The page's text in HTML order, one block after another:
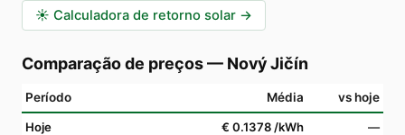
☀️ Calculadora de retorno solar →
Comparação de preços— Nový Jičín
Período Média vs hoje
Hoje € 0.1378 /kWh
—